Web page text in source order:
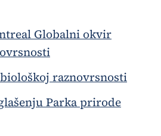
Globalni okvir
raznovrsnosti
Parka prirode